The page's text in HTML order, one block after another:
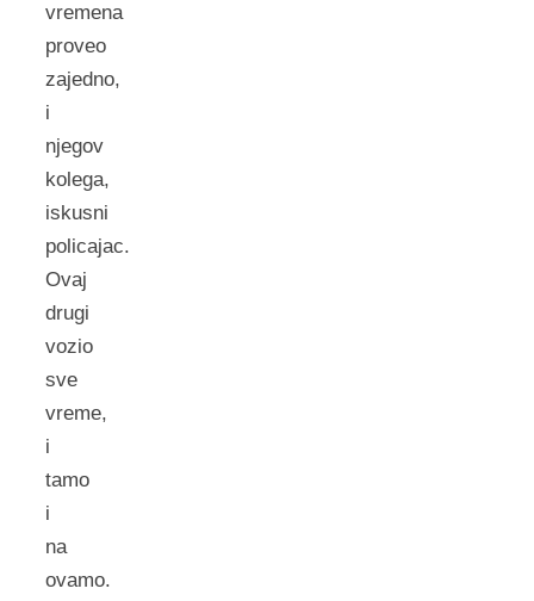
vremena
proveo
zajedno,
i
njegov
kolega,
iskusni
policajac.
Ovaj
drugi
vozio
sve
vreme,
i
tamo
i
na
ovamo.